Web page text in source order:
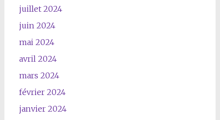
juillet 2024
juin 2024
mai 2024
avril 2024
mars 2024
février 2024
janvier 2024